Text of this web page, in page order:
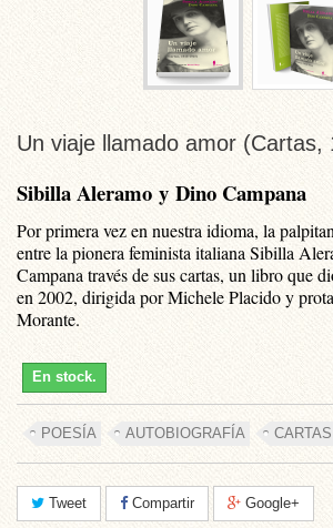
Un viaje llamado amor (Cartas,
Sibilla Aleramo y Dino Campana
Por primera vez en nuestra idioma, la
entre la pionera feminista italiana Sibilla
Campana través de sus cartas, un libro que
en 2002, dirigida por Michele Placido y
Morante.
En stock.
POESÍA AUTOBIOGRAFÍA CARTAS
Tweet Compartir Google+